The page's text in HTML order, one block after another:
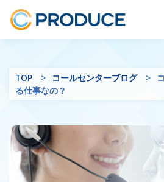
TOP コールセンターブログ
る仕事なの？